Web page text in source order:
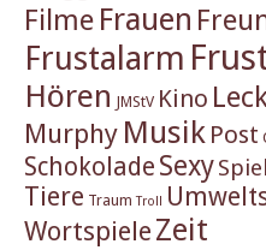
Filme Frauen
Frustalarm
Hören JMStV Kino
Murphy Musik Post
Schokolade Sexy
Tiere Traum Troll
Wortspiele Zeit